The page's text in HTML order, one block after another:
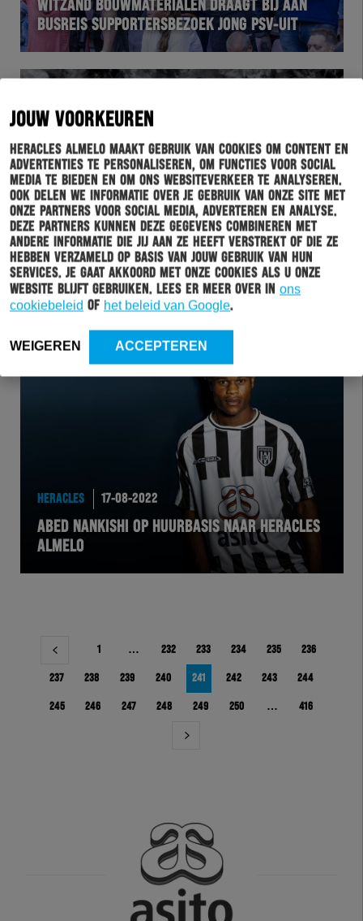
JOUW VOORKEUREN
Heracles Almelo maakt gebruik van cookies om content en
advertenties te personaliseren, om functies voor social
media te bieden en om ons websiteverkeer te analyseren.
Ook delen we informatie over je gebruik van onze site met
onze partners voor social media, adverteren en analyse.
Deze partners kunnen deze gegevens combineren met
andere informatie die jij aan ze heeft verstrekt of die ze
hebben verzameld op basis van jouw gebruik van hun
services. Je gaat akkoord met onze cookies als u onze
website blijft gebruiken. Lees er meer over in ons
cookiebeleid of het beleid van Google.
WEIGEREN ACCEPTEREN
WITZAND BOUWMATERIALEN DRAAGT BIJ AAN
BUSREIS SUPPORTERSBEZOEK JONG PSV-UIT
HERACLES 18-08-2022
THUISTENUE 2022-2023 VANAF NU
VERKRIJGBAAR
HERACLES 17-08-2022
ABED NANKISHI OP HUURBASIS NAAR HERACLES
ALMELO
Berichtnavigatie
1 … 232 233 234 235 236
237 238 239 240 241 242 243 244
245 246 247 248 249 250 … 416